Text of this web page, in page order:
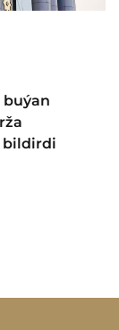
bildirdi